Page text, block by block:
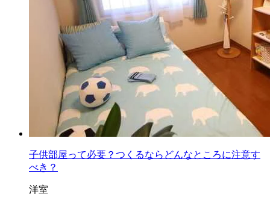
子供部屋って必要？つくるならどんなところに注意す
べき？
洋室